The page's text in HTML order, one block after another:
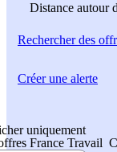
Distance autour
Rechercherdes
uniquement
France Travail
Créer une alerte